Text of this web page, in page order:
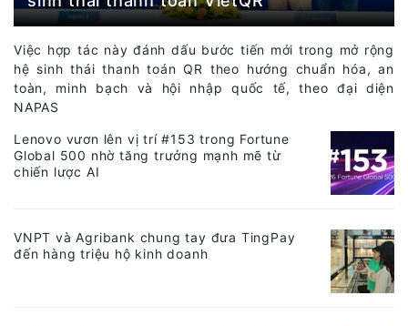
Việc hợp tác này đánh dấu bước tiến mới trong mở rộng
hệ sinh thái thanh toán QR theo hướng chuẩn hóa, an
toàn, minh bạch và hội nhập quốc tế, theo đại diện
NAPAS
Lenovo vươn lên vị trí #153 trong Fortune
Global 500 nhờ tăng trưởng mạnh mẽ từ
chiến lược AI
VNPT và Agribank chung tay đưa TingPay
đến hàng triệu hộ kinh doanh